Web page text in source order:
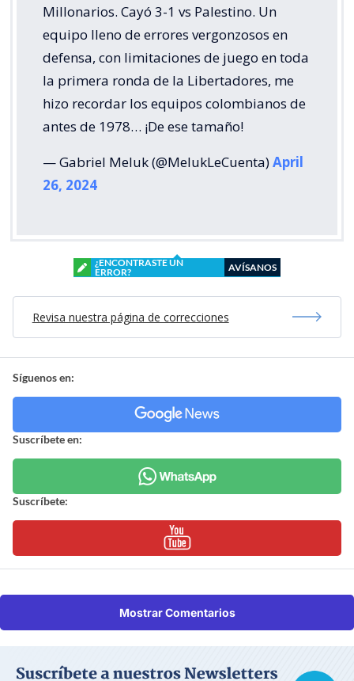
Millonarios. Cayó 3-1 vs Palestino. Un
equipo lleno de errores vergonzosos en
defensa, con limitaciones de juego en toda
la primera ronda de la Libertadores, me
hizo recordar los equipos colombianos de
antes de 1978… ¡De ese tamaño!
— Gabriel Meluk (@MelukLeCuenta)April
26, 2024
¿ENCONTRASTE UN
ERROR?
AVÍSANOS
Revisa nuestra página de correcciones
Síguenos en:
Suscríbete en:
Suscríbete:
Mostrar Comentarios